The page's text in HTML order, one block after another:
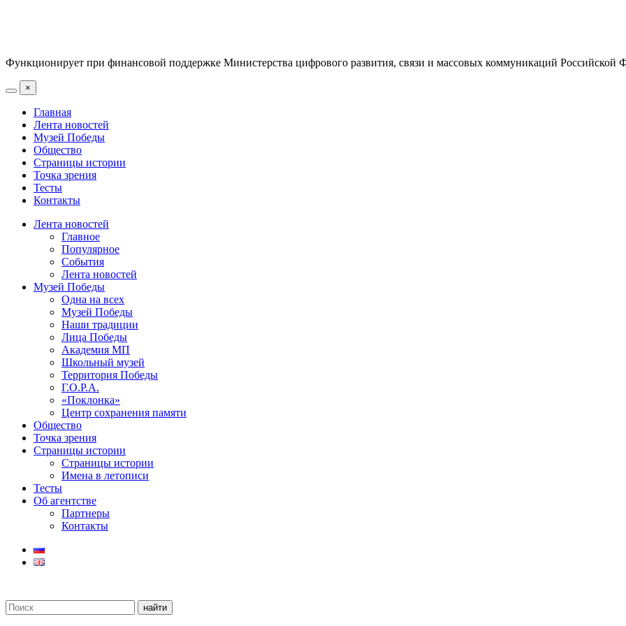
Функционирует при финансовой поддержке Министерства цифрового развития, связи и массовых коммуникаций Российской
×
Главная
Лента новостей
Музей Победы
Общество
Страницы истории
Точка зрения
Тесты
Контакты
Лента новостей
Главное
Популярное
События
Лента новостей
Музей Победы
Одна на всех
Музей Победы
Наши традиции
Лица Победы
Академия МП
Школьный музей
Территория Победы
Г.О.Р.А.
«Поклонка»
Центр сохранения памяти
Общество
Точка зрения
Страницы истории
Страницы истории
Имена в летописи
Тесты
Об агентстве
Партнеры
Контакты